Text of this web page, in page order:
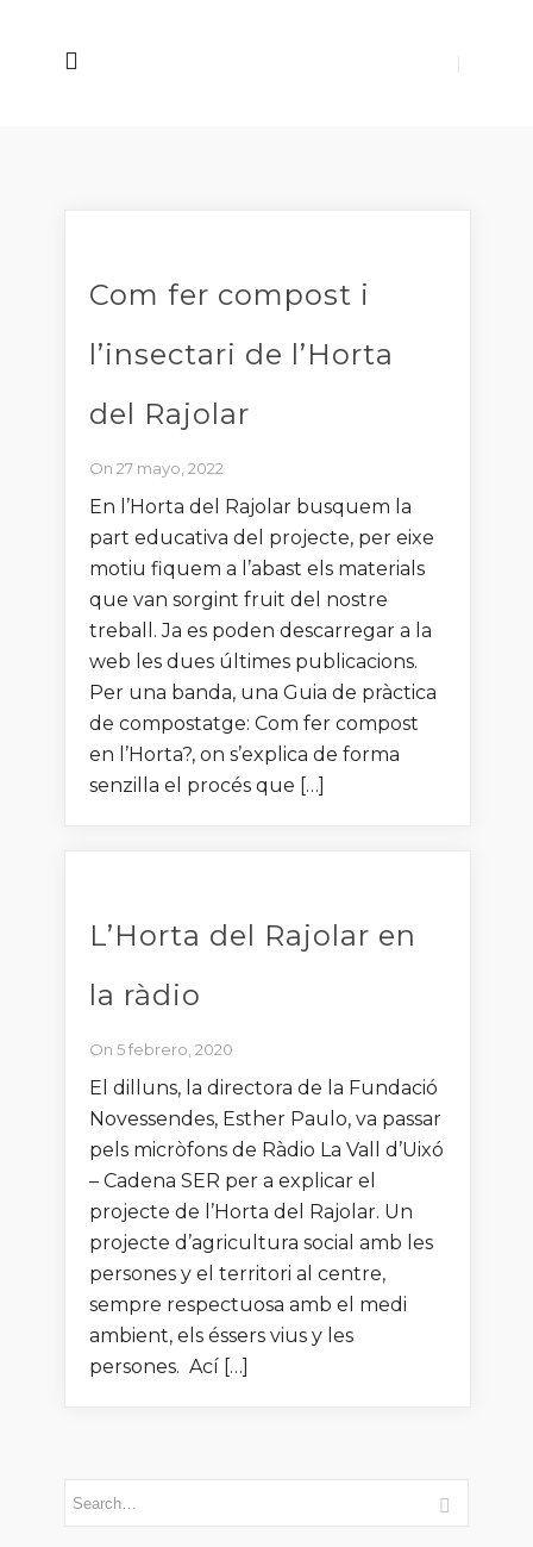
Com fer compost i
l’insectari de l’Horta
del Rajolar
On 27 mayo, 2022
En l’Horta del Rajolar busquem la
part educativa del projecte, per eixe
motiu fiquem a l’abast els materials
que van sorgint fruit del nostre
treball. Ja es poden descarregar a la
web les dues últimes publicacions.
Per una banda, una Guia de pràctica
de compostatge: Com fer compost
en l’Horta?, on s’explica de forma
senzilla el procés que […]
L’Horta del Rajolar en
la ràdio
On 5 febrero, 2020
El dilluns, la directora de la Fundació
Novessendes, Esther Paulo, va passar
pels micròfons de Ràdio La Vall d’Uixó
– Cadena SER per a explicar el
projecte de l’Horta del Rajolar. Un
projecte d’agricultura social amb les
persones y el territori al centre,
sempre respectuosa amb el medi
ambient, els éssers vius y les
persones. Ací […]